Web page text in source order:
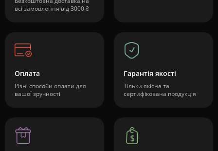
всі замовлення від 3000 ₴
Оплата
Різні способи оплати для
вашої зручності
Гарантія якості
Тільки якісна та
сертифікована продукція